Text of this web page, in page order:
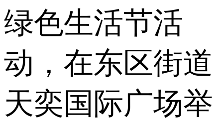
绿色生活节活
动，在东区街道
天奕国际广场举